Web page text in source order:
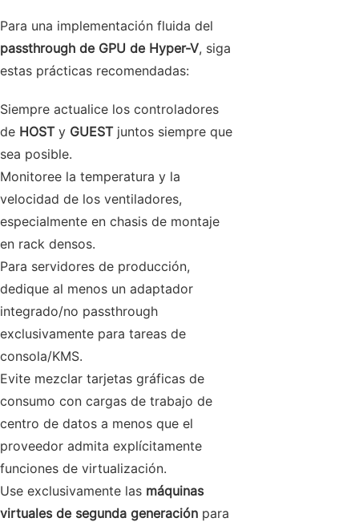
Para una implementación fluida del
passthrough de GPU de Hyper-V, siga
estas prácticas recomendadas:
Siempre actualice los controladores
de HOSTy GUESTjuntos siempre que
sea posible.
Monitoree la temperatura y la
velocidad de los ventiladores,
especialmente en chasis de montaje
en rack densos.
Para servidores de producción,
dedique al menos un adaptador
integrado/no passthrough
exclusivamente para tareas de
consola/KMS.
Evite mezclar tarjetas gráficas de
consumo con cargas de trabajo de
centro de datos a menos que el
proveedor admita explícitamente
funciones de virtualización.
Use exclusivamente las máquinas
virtuales de segunda generación para